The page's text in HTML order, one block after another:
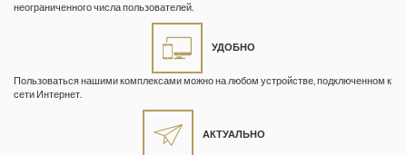
неограниченного числа пользователей.
УДОБНО
Пользоваться нашими комплексами можно на любом устройстве, подключенном к
сети Интернет.
АКТУАЛЬНО
Геопрофи
Горнопромышленные ведомости
Кузбасса. Информационный